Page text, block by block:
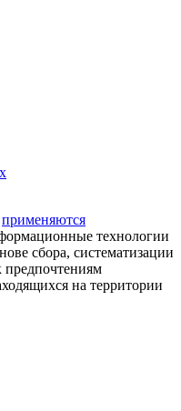
применяются
технологии
сбора, систематизации
предпочтениям
на территории